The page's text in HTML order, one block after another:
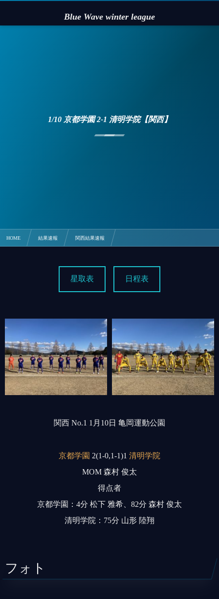
Blue Wave winter league
1/10 京都学園 2-1 清明学院【関西】
HOME 結果速報 関西結果速報
星取表 日程表
関西 No.1 1月10日 亀岡運動公園
京都学園 2(1-0,1-1)1 清明学院
MOM 森村 俊太
得点者
京都学園：4分 松下 雅希、82分 森村 俊太
清明学院：75分 山形 陸翔
フォト